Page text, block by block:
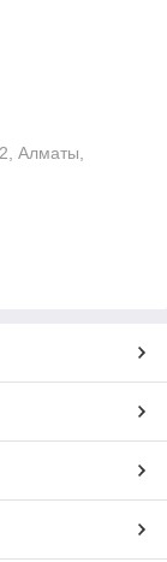
Алматы,